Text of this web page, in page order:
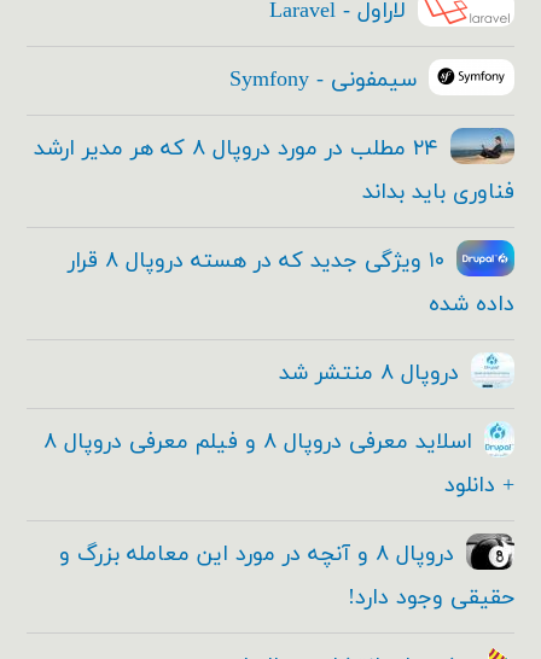
لاراول - Laravel
سیمفونی - Symfony
۲۴ مطلب در مورد دروپال ۸ که هر مدیر ارشد
فناوری باید بداند
۱۰ ویژگی جدید که در هسته دروپال ۸ قرار
داده شده
دروپال ۸ منتشر شد
اسلاید معرفی دروپال ۸ و فیلم معرفی دروپال ۸
+ دانلود
دروپال ۸ و آنچه در مورد این معامله بزرگ و
حقیقی وجود دارد!